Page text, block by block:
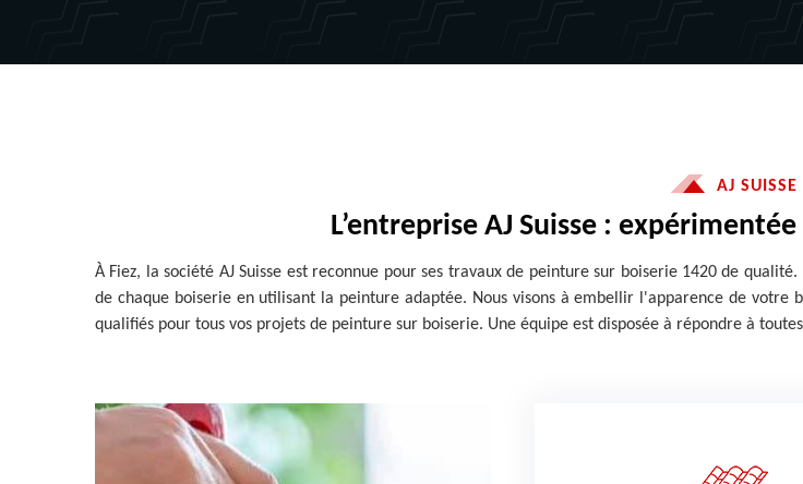
AJ SUISSE
L’entreprise AJ Suisse :
À Fiez, la société AJ Suisse est reconnue pour ses travaux de peinture sur boiserie 1420 de
de chaque boiserie en utilisant la peinture adaptée. Nous visons à embellir l'apparence de
qualifiés pour tous vos projets de peinture sur boiserie. Une équipe est disposée à répondre à